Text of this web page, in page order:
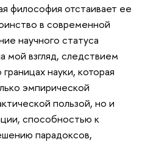
философия отстаивает ее
в современной
научного статуса
мой взгляд, следствием
науки, которая
эмпирической
пользой, но и
способностью к
парадоксов,